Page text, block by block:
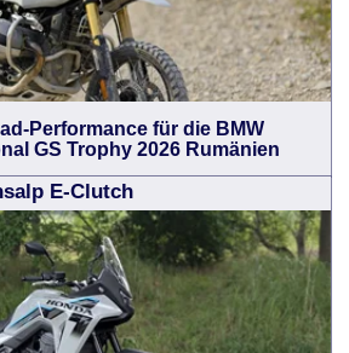
Performance für die BMW
GS Trophy 2026 Rumänien
E-Clutch